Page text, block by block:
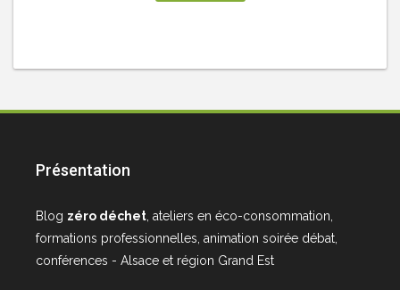
Présentation
Blog zéro déchet, ateliers en éco-consommation,
formations professionnelles, animation soirée débat,
conférences - Alsace et région Grand Est